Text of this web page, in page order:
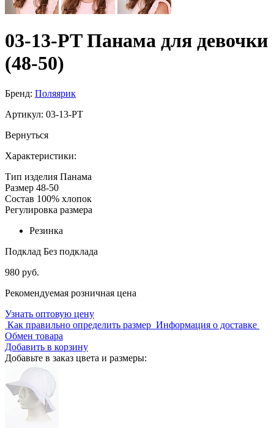
03-13-PT Панама для девочки
(48-50)
Бренд: Поляярик
Артикул: 03-13-PT
Вернуться
Характеристики:
Тип изделия Панама
Размер 48-50
Состав 100% хлопок
Регулировка размера
Резинка
Подклад Без подклада
980 руб.
Рекомендуемая розничная цена
Узнать оптовую цену
Как правильно определить размер Информация о доставке
Обмен товара
Добавить в корзину
Добавьте в заказ цвета и размеры: